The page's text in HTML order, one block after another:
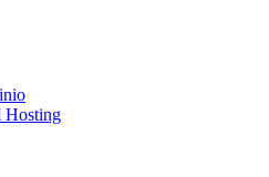
Hosting